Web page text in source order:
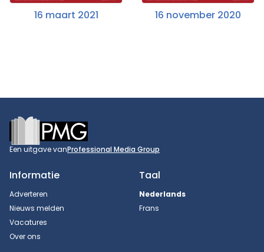
16 maart 2021 16 november 2020
Footer
Een uitgave vanProfessional Media Group
Informatie
Adverteren
Nieuws melden
Vacatures
Over ons
Taal
Nederlands
Frans